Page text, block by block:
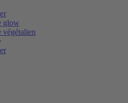
glow
végétalien